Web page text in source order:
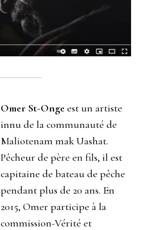
Omer St-Ongeest un artiste
innu de la communauté de
Maliotenam mak Uashat.
Pêcheur de père en fils, il est
capitaine de bateau de pêche
pendant plus de 20 ans. En
2015, Omer participe à la
commission-Vérité et